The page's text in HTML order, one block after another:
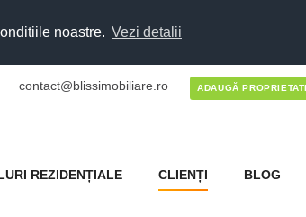
noastre. Vezi detalii
contact@blissimobiliare.ro ADAUGĂ
REZIDENȚIALE CLIENȚI BLOG